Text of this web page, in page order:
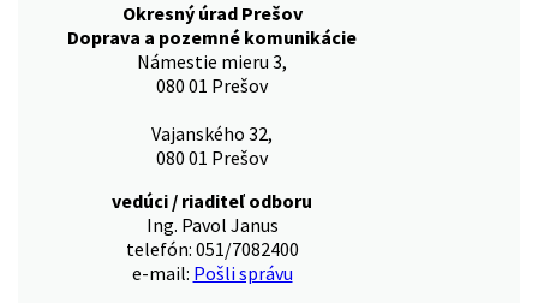
Okresný úrad Prešov
Doprava a pozemné komunikácie
Námestie mieru 3,
080 01 Prešov
Vajanského 32,
080 01 Prešov
vedúci / riaditeľ odboru
Ing. Pavol Janus
telefón: 051/7082400
e-mail: Pošli správu